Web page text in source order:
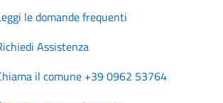
le domande frequenti
Assistenza
il comune +39 0962 53764